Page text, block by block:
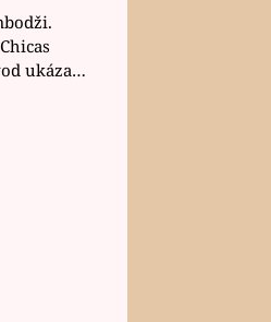
na krku
ukázal